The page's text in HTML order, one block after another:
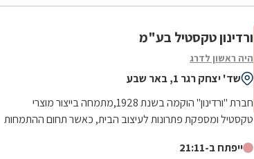
ורדינון טקסטיל בע"מ
היה ראשון לדרג
שד' יצחק רגר 1, באר שבע
חברת "ורדינון" הוקמה בשנת 1928,מתמחה בייצור מוצרי
טקסטיל ומספקת פתרונות לעיצוב הבית, כאשר תחום ההתמחות
ייפתח ב-21:11